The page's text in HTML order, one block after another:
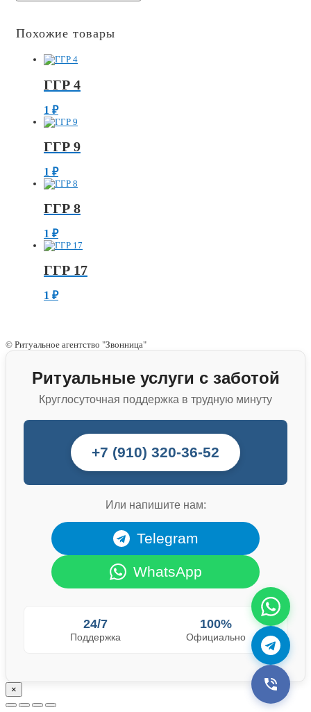
Похожие товары
ГГР 4
1 ₽
ГГР 9
1 ₽
ГГР 8
1 ₽
ГГР 17
1 ₽
© Ритуальное агентство "Звонница"
Ритуальные услуги с заботой
Круглосуточная поддержка в трудную минуту
+7 (910) 320-36-52
Или напишите нам:
Telegram
WhatsApp
24/7
Поддержка
100%
Официально
×